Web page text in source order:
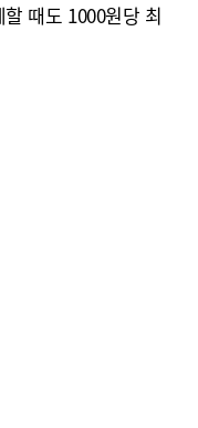
때도 1000원당 최